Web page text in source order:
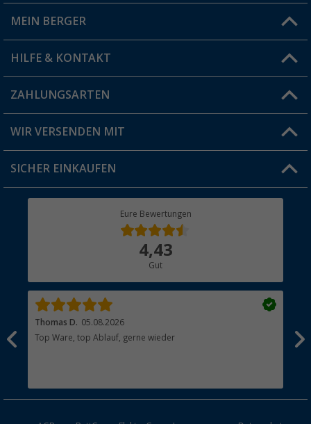
Filiale finden
MEIN BERGER
Vorteilskarte
Blog
Jobs & Karriere
HILFE & KONTAKT
FAQ & Kontakt
Versandinformationen
Rücksendung
ZAHLUNGSARTEN
WIR VERSENDEN MIT
SICHER EINKAUFEN
Eure Bewertungen
4,43
Gut
Thomas D. 05.08.2026
Top Ware, top Ablauf, gerne wieder